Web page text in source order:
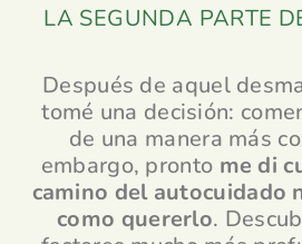
LA SEGUNDA PARTE
Después de aquel
tomé una decisión:
de una manera más
embargo, pronto me di
camino del autocuidado
como quererlo.